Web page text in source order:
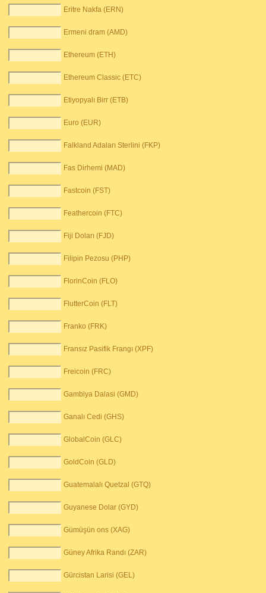
Eritre Nakfa (ERN)
Ermeni dram (AMD)
Ethereum (ETH)
Ethereum Classic (ETC)
Etiyopyalı Birr (ETB)
Euro (EUR)
Falkland Adaları Sterlini (FKP)
Fas Dirhemi (MAD)
Fastcoin (FST)
Feathercoin (FTC)
Fiji Doları (FJD)
Filipin Pezosu (PHP)
FlorinCoin (FLO)
FlutterCoin (FLT)
Franko (FRK)
Fransız Pasifik Frangı (XPF)
Freicoin (FRC)
Gambiya Dalasi (GMD)
Ganalı Cedi (GHS)
GlobalCoin (GLC)
GoldCoin (GLD)
Guatemalalı Quetzal (GTQ)
Guyanese Dolar (GYD)
Gümüşün ons (XAG)
Güney Afrika Randı (ZAR)
Gürcistan Larisi (GEL)